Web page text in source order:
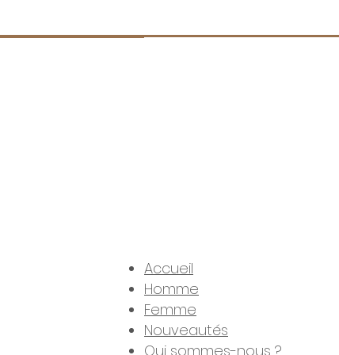
Accueil
Homme
Femme
Nouveautés
Qui sommes-nous ?